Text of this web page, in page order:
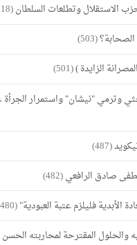
الاستقلال وتطلعات السلطان(518)
(503)
الزايدة )(501)
وترمي "نيشان" واستمرار الجرأة
(487)
صادق الرافعي(482)
الأبدية فليلزم عتبة العبودية"(480)
والحلول المقترحة لمحاربته